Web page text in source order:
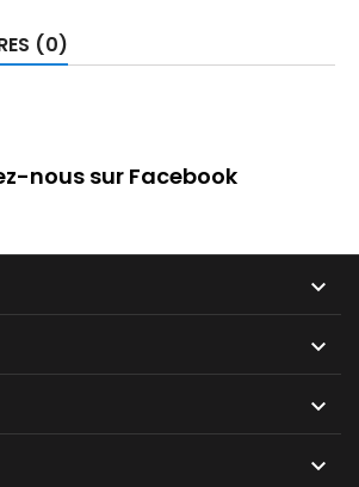
(0)
nous sur Facebook



